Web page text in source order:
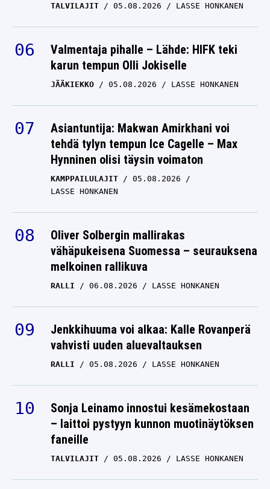
Valmentaja pihalle – Lähde: HIFK teki
karun tempun Olli Jokiselle
JÄÄKIEKKO 05.08.2026 LASSE HONKANEN
Asiantuntija: Makwan Amirkhani voi
tehdä tylyn tempun Ice Cagelle – Max
Hynninen olisi täysin voimaton
KAMPPAILULAJIT
05.08.2026
Oliver Solbergin mallirakas
vähäpukeisena Suomessa – seurauksena
melkoinen rallikuva
RALLI 06.08.2026
Jenkkihuuma voi alkaa: Kalle Rovanperä
vahvisti uuden aluevaltauksen
RALLI 05.08.2026 LASSE HONKANEN
Sonja Leinamo innostui kesämekostaan
– laittoi pystyyn kunnon muotinäytöksen
faneille
TALVILAJIT